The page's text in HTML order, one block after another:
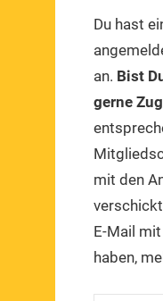
Du hast
an. Bist
gerne
mit den
E-Mail
haben,